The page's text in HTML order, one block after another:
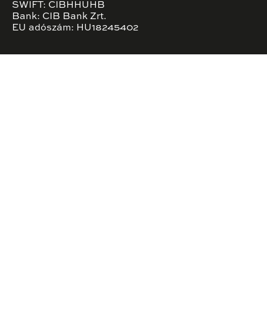
SWIFT: CIBHHUHB
Bank: CIB Bank Zrt.
EU adószám: HU18245402